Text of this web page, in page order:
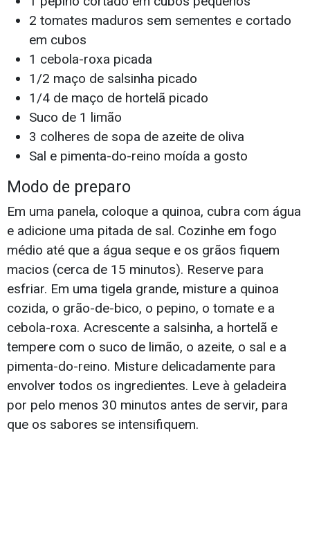
2 tomates maduros sem sementes e cortado
em cubos
1 cebola-roxa picada
1/2 maço de salsinha picado
1/4 de maço de hortelã picado
Suco de 1 limão
3 colheres de sopa de azeite de oliva
Sal e pimenta-do-reino moída a gosto
Modo de preparo
Em uma panela, coloque a quinoa, cubra com água
e adicione uma pitada de sal. Cozinhe em fogo
médio até que a água seque e os grãos fiquem
macios (cerca de 15 minutos). Reserve para
esfriar. Em uma tigela grande, misture a quinoa
cozida, o grão-de-bico, o pepino, o tomate e a
cebola-roxa. Acrescente a salsinha, a hortelã e
tempere com o suco de limão, o azeite, o sal e a
pimenta-do-reino. Misture delicadamente para
envolver todos os ingredientes. Leve à geladeira
por pelo menos 30 minutos antes de servir, para
que os sabores se intensifiquem.